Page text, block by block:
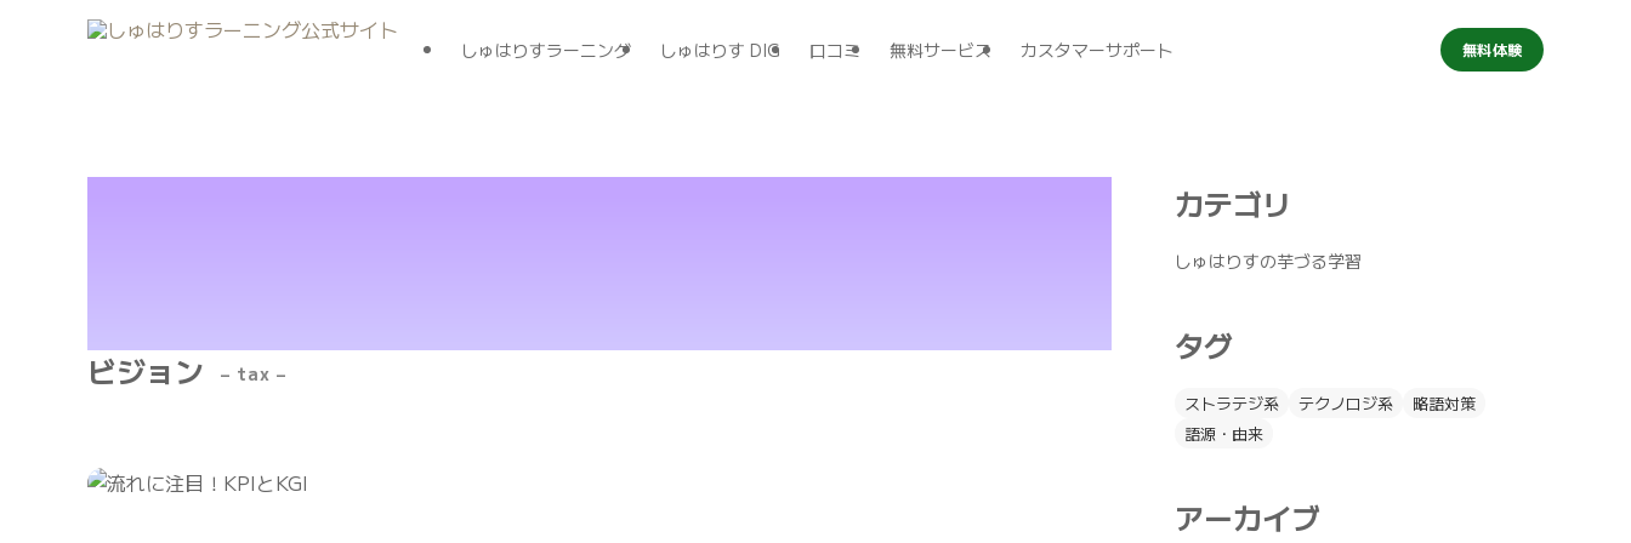
しゅはりすラーニング しゅはりす DIG 口コミ 無料サービス カスタマーサポート 無料体験
ビジョン – tax –
カテゴリ
しゅはりすの芋づる学習
タグ
ストラテジ系 テクノロジ系
略語対策
語源・由来
アーカイブ